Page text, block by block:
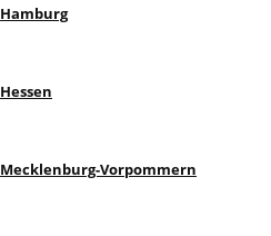
Hamburg
Hessen
Mecklenburg-Vorpommern